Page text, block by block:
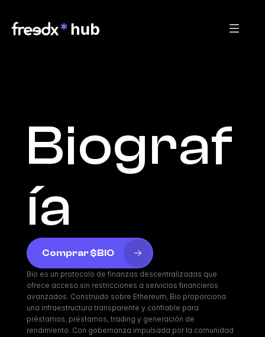
Biograf
ía
Comprar $BIO
Bio es un protocolo de finanzas descentralizadas que
ofrece acceso sin restricciones a servicios financieros
avanzados. Construido sobre Ethereum, Bio proporciona
una infraestructura transparente y confiable para
préstamos, préstamos, trading y generación de
rendimiento. Con gobernanza impulsada por la comunidad